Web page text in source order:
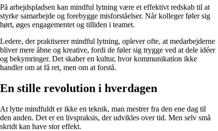
På arbejdspladsen kan mindful lytning være et effektivt redskab til at
styrke samarbejde og forebygge misforståelser. Når kolleger føler sig
hørt, øges engagementet og tilliden i teamet.
Ledere, der praktiserer mindful lytning, oplever ofte, at medarbejderne
bliver mere åbne og kreative, fordi de føler sig trygge ved at dele idéer
og bekymringer. Det skaber en kultur, hvor kommunikation ikke
handler om at få ret, men om at forstå.
En stille revolution i hverdagen
At lytte mindfuldt er ikke en teknik, man mestrer fra den ene dag til
den anden. Det er en livspraksis, der udvikles over tid. Men selv små
skridt kan have stor effekt.